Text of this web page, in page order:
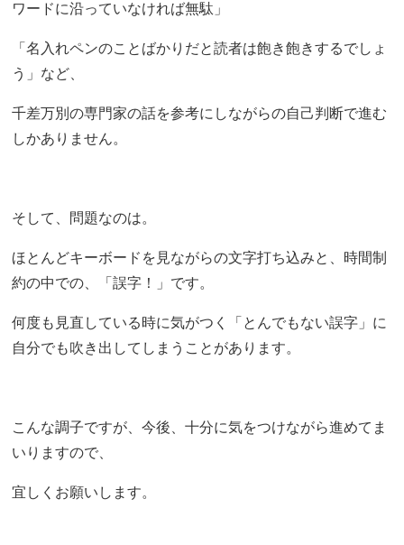
ワードに沿っていなければ無駄」
「名入れペンのことばかりだと読者は飽き飽きするでしょ
う」など、
千差万別の専門家の話を参考にしながらの自己判断で進む
しかありません。
そして、問題なのは。
ほとんどキーボードを見ながらの文字打ち込みと、時間制
約の中での、「誤字！」です。
何度も見直している時に気がつく「とんでもない誤字」に
自分でも吹き出してしまうことがあります。
こんな調子ですが、今後、十分に気をつけながら進めてま
いりますので、
宜しくお願いします。